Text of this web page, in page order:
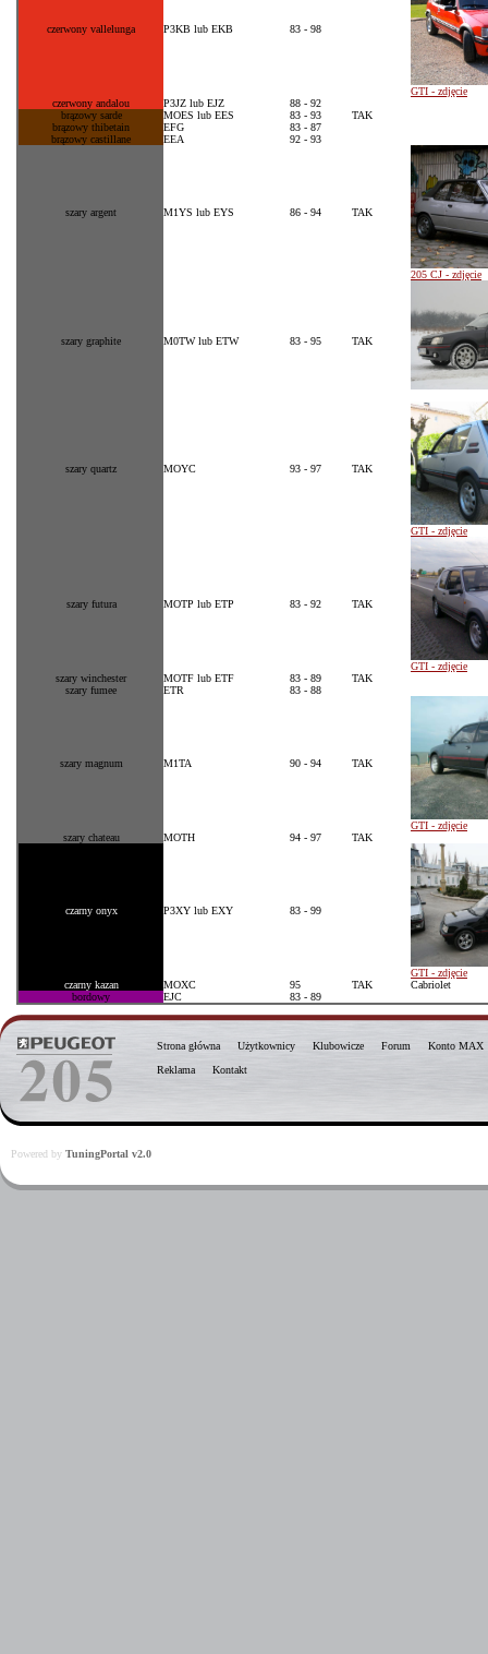
czerwony vallelunga P3KB lub EKB 83 - 98
GTI - zdjęcie
czerwony andalou
P3JZ lub EJZ
88 - 92
brązowy sarde
MOES lub EES 83 - 93
TAK
brązowy thibetain
EFG
83 - 87
brązowy castillane
EEA 92 - 93
szary argent M1YS lub EYS 86 - 94 TAK
205 CJ - zdjęcie
szary graphite M0TW lub ETW 83 - 95 TAK
szary quartz MOYC 93 - 97 TAK
GTI - zdjęcie
szary futura MOTP lub ETP 83 - 92 TAK
GTI - zdjęcie
szary winchester
MOTF lub ETF 83 - 89
TAK
szary fumee
ETR 83 - 88
szary magnum M1TA 90 - 94 TAK
GTI - zdjęcie
szary chateau
MOTH 94 - 97 TAK
czarny onyx P3XY lub EXY 83 - 99
GTI - zdjęcie
czarny kazan
MOXC 95 TAK
Cabriolet
bordowy
EJC 83 - 89
Strona główna Użytkownicy Klubowicze Forum
Konto MAX
Reklama
Kontakt
Powered by TuningPortal v2.0